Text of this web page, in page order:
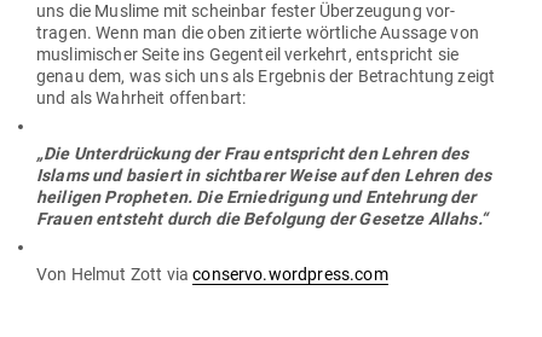
uns die Muslime mit scheinbar fester Über­zeugung vor­
tragen. Wenn man die oben zitierte wört­liche Aussage von
mus­li­mi­scher Seite ins Gegenteil ver­kehrt, ent­spricht sie
genau dem, was sich uns als Ergebnis der Betrachtung zeigt
und als Wahrheit offenbart:
„Die Unter­drü­ckung der Frau ent­spricht den Lehren des
Islams und basiert in sicht­barer Weise auf den Lehren des
hei­ligen Pro­pheten. Die Ernied­rigung und Ent­ehrung der
Frauen ent­steht durch die Befolgung der Gesetze Allahs.“
Von Helmut Zott viaconservo.wordpress.com